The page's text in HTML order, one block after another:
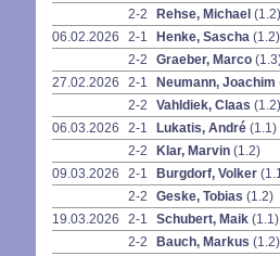
2-2
Rehse, Michael (1.2)
06.02.2026
2-1 Henke, Sascha (1.2)
2-2
Graeber, Marco
27.02.2026
2-1 Neumann, Joachim
2-2
Vahldiek, Claas (1.2)
06.03.2026
2-1 Lukatis, André (1.1)
2-2
Klar, Marvin (1.2)
09.03.2026
2-1 Burgdorf, Volker
2-2
Geske, Tobias (1.2)
19.03.2026
2-1 Schubert, Maik (1.1)
2-2
Bauch, Markus (1.2)